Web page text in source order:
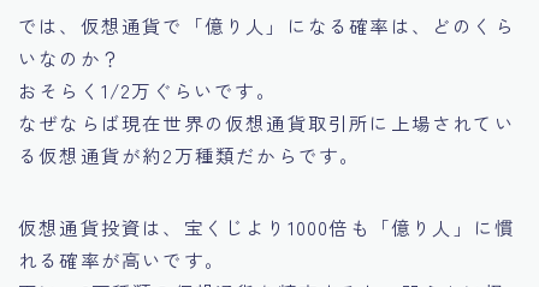
では、仮想通貨で「億り人」になる確率は、どのくら
いなのか？
おそらく1/2万ぐらいです。
なぜならば現在世界の仮想通貨取引所に上場されてい
る仮想通貨が約2万種類だからです。
仮想通貨投資は、宝くじより1000倍も「億り人」に慣
れる確率が高いです。